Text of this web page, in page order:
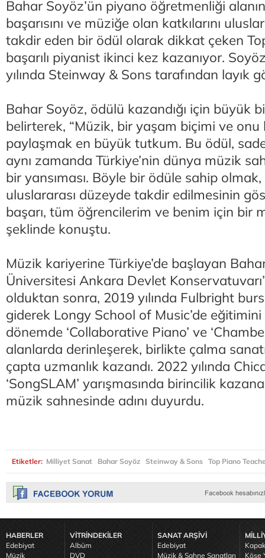
Bahar Soyöz’ün piyano öğretmenliği
başarısını ve müziğe olan katkılarını
takdir eden bir ödül olarak dikkat çeken
başarılı piyanist ikinci kez kazanıyor.
yılında Steinway & Sons tarafından layık
Bahar Soyöz, ödülü kazandığı için büyük
belirterek, “Müzik, bir yaşam biçimi ve onu
paylaşmak en büyük tutkum. Bu ödül,
aynı zamanda Türkiye’nin dünya müzik
bir yansıması. Böyle bir ödüle sahip olmak,
uluslararası düzeyde takdir edilmesinin
başarı, tüm öğrencilerim ve benim için bir
şeklinde konuştu.
Müzik kariyerine Türkiye’de başlayan
Üniversitesi Ankara Devlet
olduktan sonra, 2019 yılında Fulbright
giderek Longy School of Music’de
dönemde ‘Collaborative Piano’ ve
alanlarda derinleşerek, birlikte çalma
çapta uzmanlık kazandı. 2022 yılında
‘SongSLAM’ yarışmasında birincilik
müzik sahnesinde adını duyurdu.
Etiketler: Milliyet Sanat Bahar Soyöz Steinway & Sons Top Piano
HABERLER
Edebiyat
Müzik
VİTRİNDEKİLER
Albüm
DVD
SANAT ARŞİVİ
Edebiyat
Müzik & Sahne Sanatları
Köşe